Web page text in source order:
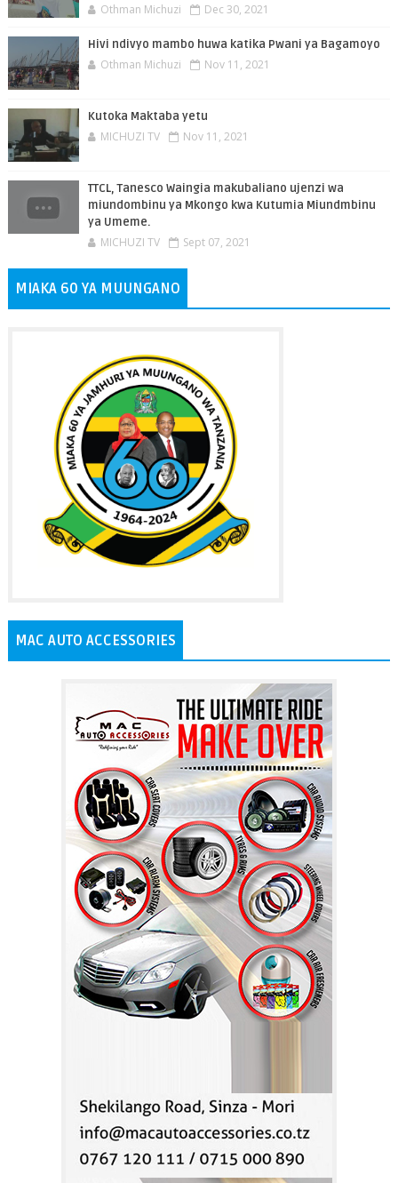
Othman Michuzi Dec 30, 2021
Hivi ndivyo mambo huwa katika Pwani ya Bagamoyo
Othman Michuzi Nov 11, 2021
Kutoka Maktaba yetu
MICHUZI TV Nov 11, 2021
TTCL, Tanesco Waingia makubaliano ujenzi wa
miundombinu ya Mkongo kwa Kutumia Miundmbinu
ya Umeme.
MICHUZI TV Sept 07, 2021
MIAKA 60 YA MUUNGANO
MAC AUTO ACCESSORIES